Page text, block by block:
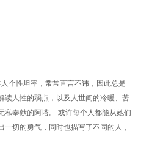
个性坦率，常常直言不讳，因此总是
读人性的弱点，以及人世间的冷暖、苦
私奉献的阿塔。 或许每个人都能从她们
切的勇气，同时也描写了不同的人，